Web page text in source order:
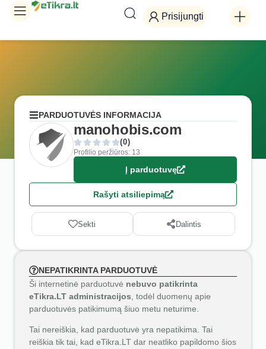
Prisijungti
PARDUOTUVĖS INFORMACIJA
manohobis.com
(0)
Profilio peržiūros: 13
Į parduotuvę
Rašyti atsiliepimą
Sekti Dalintis
NEPATIKRINTA PARDUOTUVĖ
Ši internetinė parduotuvė nebuvo patikrinta
eTikra.LT administracijos , todėl duomenų apie
parduotuvės patikimumą šiuo metu neturime.
Tai nereiškia, kad parduotuvė yra nepatikima. Tai
reiškia tik tai, kad eTikra.LT dar neatliko papildomo šios